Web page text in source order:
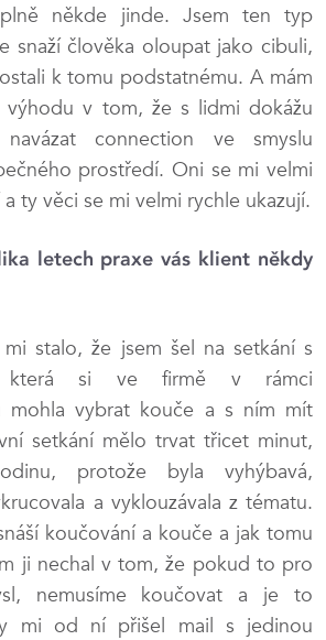
někde jinde. Jsem ten typ
snaží člověka oloupat jako cibuli,
k tomu podstatnému. A mám
výhodu v tom, že s lidmi dokážu
connection ve smyslu
prostředí. Oni se mi velmi
ty věci se mi velmi rychle ukazují.
letech praxe vás klient někdy
stalo, že jsem šel na setkání s
která si ve firmě v rámci
mohla vybrat kouče a s ním mít
setkání mělo trvat třicet minut,
protože byla vyhýbavá,
a vyklouzávala z tématu.
koučování a kouče a jak tomu
ji nechal v tom, že pokud to pro
nemusíme koučovat a je to
mi od ní přišel mail s jedinou